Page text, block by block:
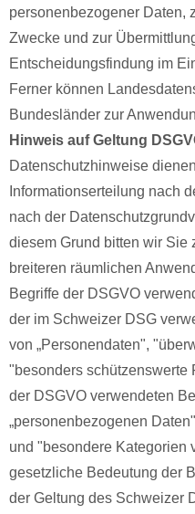
personenbezogener Daten,
Zwecke und zur
Entscheidungsfindung im
Ferner können
Bundesländer zur
Hinweis auf Geltung
Datenschutzhinweise
Informationserteilung nach
nach der
diesem Grund bitten wir Sie
breiteren räumlichen
Begriffe der DSGVO
der im Schweizer DSG
von „Personendaten",
"besonders schützenswerte
der DSGVO verwendeten
„personenbezogenen
und "besondere Kategorien
gesetzliche Bedeutung der
der Geltung des Schweizer